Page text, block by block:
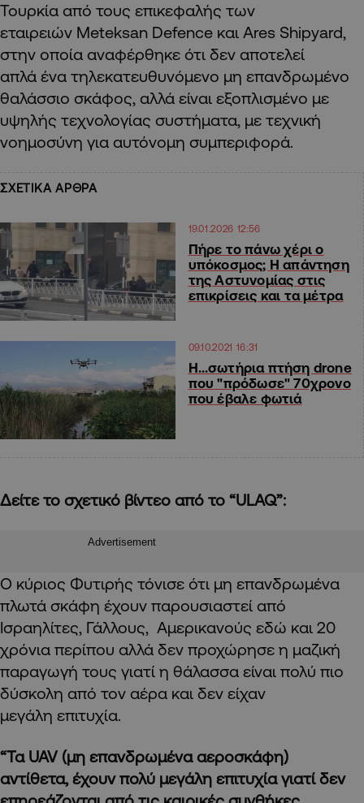
Τουρκία από τους επικεφαλής των
εταιρειών Meteksan Defence και Ares Shipyard,
στην οποία αναφέρθηκε ότι δεν αποτελεί
απλά ένα τηλεκατευθυνόμενο μη επανδρωμένο
θαλάσσιο σκάφος, αλλά είναι εξοπλισμένο με
υψηλής τεχνολογίας συστήματα, με τεχνική
νοημοσύνη για αυτόνομη συμπεριφορά.
ΣΧΕΤΙΚΑ ΑΡΘΡΑ
19.01.2026 12:56
Πήρε το πάνω χέρι ο
υπόκοσμος; Η απάντηση
της Αστυνομίας στις
επικρίσεις και τα μέτρα
09.10.2021 16:31
Η…σωτήρια πτήση drone
που "πρόδωσε" 70χρονο
που έβαλε φωτιά
Δείτε το σχετικό βίντεο από το “ULAQ”:
Advertisement
Ο κύριος Φυτιρής τόνισε ότι μη επανδρωμένα
πλωτά σκάφη έχουν παρουσιαστεί από
Ισραηλίτες, Γάλλους, Αμερικανούς εδώ και 20
χρόνια περίπου αλλά δεν προχώρησε η μαζική
παραγωγή τους γιατί η θάλασσα είναι πολύ πιο
δύσκολη από τον αέρα και δεν είχαν
μεγάλη επιτυχία.
“Τα UAV (μη επανδρωμένα αεροσκάφη)
αντίθετα, έχουν πολύ μεγάλη επιτυχία γιατί δεν